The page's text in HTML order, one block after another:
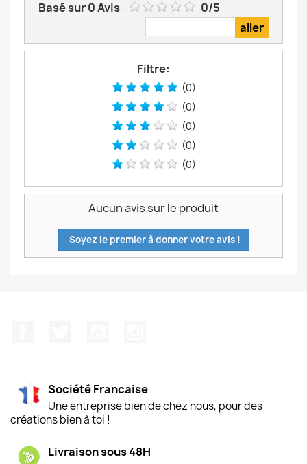
Basé sur0Avis- 0/5
Filtre:
(0)
(0)
(0)
(0)
(0)
Aucun avis sur le produit
Soyez le premier à donner votre avis !
Société Francaise
Une entreprise bien de chez nous, pour des
créations bien à toi !
Livraison sous 48H